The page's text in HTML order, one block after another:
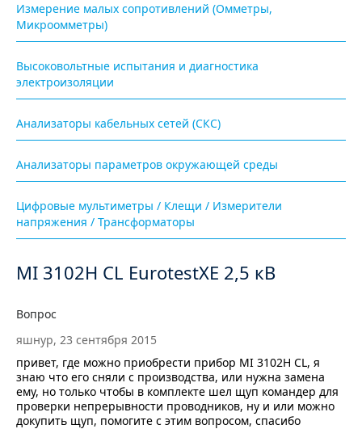
Измерение малых сопротивлений (Омметры,
Микроомметры)
Высоковольтные испытания и диагностика
электроизоляции
Анализаторы кабельных сетей (СКС)
Анализаторы параметров окружающей среды
Цифровые мультиметры / Клещи / Измерители
напряжения / Трансформаторы
MI 3102H CL EurotestXE 2,5 кВ
Вопрос
яшнур, 23 сентября 2015
привет, где можно приобрести прибор MI 3102H CL, я
знаю что его сняли с производства, или нужна замена
ему, но только чтобы в комплекте шел щуп командер для
проверки непрерывности проводников, ну и или можно
докупить щуп, помогите с этим вопросом, спасибо